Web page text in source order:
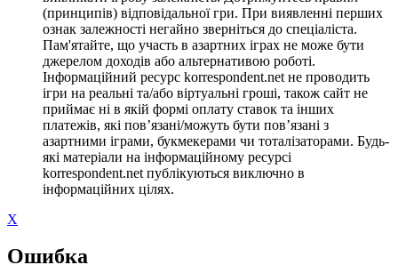
(принципів) відповідальної гри. При виявленні перших
ознак залежності негайно зверніться до спеціаліста.
Пам'ятайте, що участь в азартних іграх не може бути
джерелом доходів або альтернативою роботі.
Інформаційний ресурс korrespondent.net не проводить
ігри на реальні та/або віртуальні гроші, також сайт не
приймає ні в якій формі оплату ставок та інших
платежів, які пов’язані/можуть бути пов’язані з
азартними іграми, букмекерами чи тоталізаторами. Будь-
які матеріали на інформаційному ресурсі
korrespondent.net публікуються виключно в
інформаційних цілях.
X
Ошибка